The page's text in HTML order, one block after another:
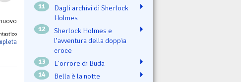
11
Dagli archivi di Sherlock
Holmes
12
Sherlock Holmes e
l’avventura della doppia
croce
13 L'orrore di Buda
14 Bella è la notte